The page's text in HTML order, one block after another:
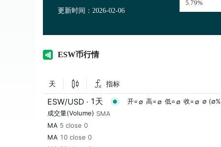
更新时间：2026-02-06
5.79%
ESW币行情